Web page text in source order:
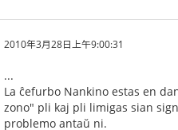
2010年3月28日上午9:00:31
...
La ĉefurbo Nankino estas en
zono" pli kaj pli limigas sian
problemo antaŭ ni.